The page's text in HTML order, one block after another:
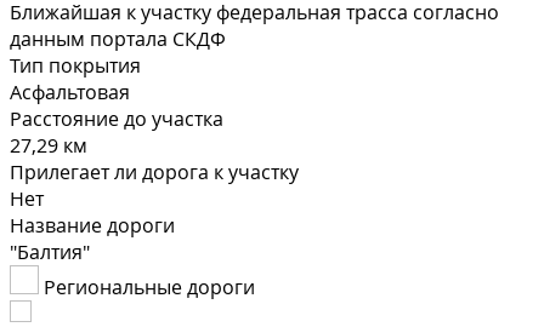
Ближайшая к участку федеральная трасса согласно
данным портала СКДФ
Тип покрытия
Асфальтовая
Расстояние до участка
27,29 км
Прилегает ли дорога к участку
Нет
Название дороги
"Балтия"
Региональные дороги